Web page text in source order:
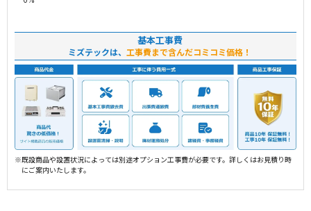
基本工事費
ミズテックは、 工事費まで含んだコミコミ価格！
※既設商品や設置状況によっては別途オプション工事費が必要です。詳しくはお見積り時
にご案内いたします。